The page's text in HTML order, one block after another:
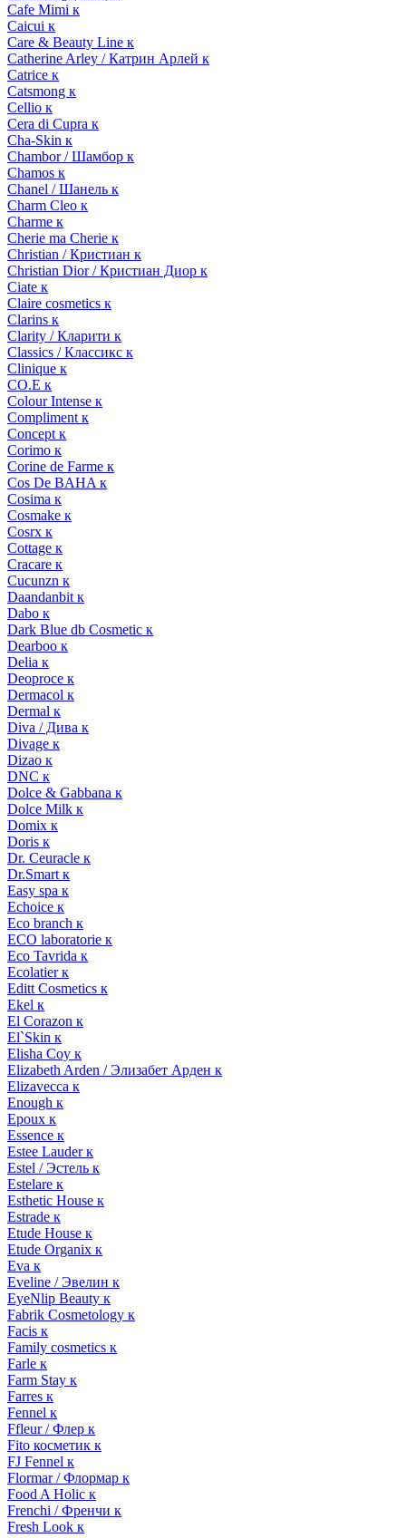
Cafe Mimi к
Caicui к
Care & Beauty Line к
Catherine Arley / Катрин Арлей к
Catrice к
Catsmong к
Cellio к
Cera di Cupra к
Cha-Skin к
Chambor / Шамбор к
Chamos к
Chanel / Шанель к
Charm Cleo к
Charme к
Cherie ma Cherie к
Christian / Кристиан к
Christian Dior / Кристиан Диор к
Ciate к
Claire cosmetics к
Clarins к
Clarity / Кларити к
Classics / Классикс к
Clinique к
CO.E к
Colour Intense к
Compliment к
Concept к
Corimo к
Corine de Farme к
Cos De BAHA к
Cosima к
Cosmake к
Cosrx к
Cottage к
Cracare к
Cucunzn к
Daandanbit к
Dabo к
Dark Blue db Cosmetic к
Dearboo к
Delia к
Deoproce к
Dermacol к
Dermal к
Diva / Дива к
Divage к
Dizao к
DNC к
Dolce & Gabbana к
Dolce Milk к
Domix к
Doris к
Dr. Ceuracle к
Dr.Smart к
Easy spa к
Echoice к
Eco branch к
ECO laboratorie к
Eco Tavrida к
Ecolatier к
Editt Cosmetics к
Ekel к
El Corazon к
El`Skin к
Elisha Coy к
Elizabeth Arden / Элизабет Арден к
Elizavecca к
Enough к
Epoux к
Essence к
Estee Lauder к
Estel / Эстель к
Estelare к
Esthetic House к
Estrade к
Etude House к
Etude Organix к
Eva к
Eveline / Эвелин к
EyeNlip Beauty к
Fabrik Cosmetology к
Facis к
Family cosmetics к
Farle к
Farm Stay к
Farres к
Fennel к
Ffleur / Флер к
Fito косметик к
FJ Fennel к
Flormar / Флормар к
Food A Holic к
Frenchi / Френчи к
Fresh Look к